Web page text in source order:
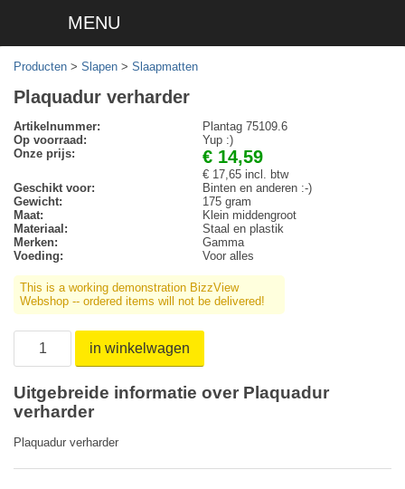
MENU
Producten > Slapen > Slaapmatten
Plaquadur verharder
Artikelnummer:
Plantag 75109.6
Op voorraad:
Yup :)
Onze prijs:
€ 14,59
€ 17,65 incl. btw
Geschikt voor:
Binten en anderen :-)
Gewicht:
175 gram
Maat:
Klein middengroot
Materiaal:
Staal en plastik
Merken:
Gamma
Voeding:
Voor alles
This is a working demonstration BizzView
Webshop -- ordered items will not be delivered!
in winkelwagen
Uitgebreide informatie over Plaquadur
verharder
Plaquadur verharder